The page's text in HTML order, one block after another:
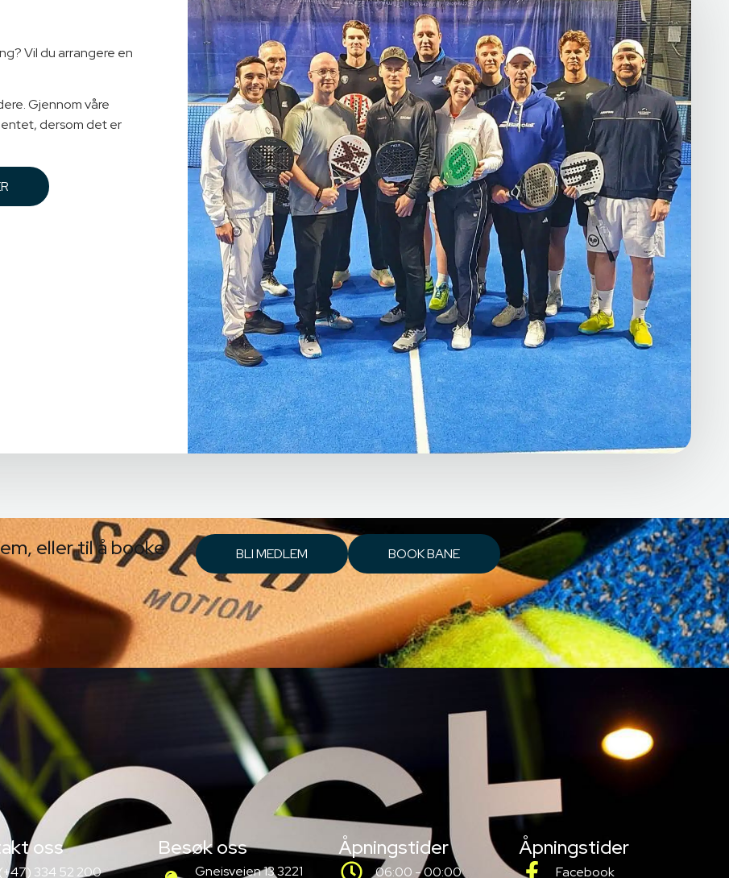
Vil du arrangere en
Gjennom våre
dersom det er
eller til å booke
BLI MEDLEM BOOK BANE
oss
(+47) 334 52 200
Besøk oss
Gneisveien 13 3221
Åpningstider
06:00 - 00:00
Åpningstider
Facebook
nettsiden bruker cookies
informasjonskapsler for å forbedre brukeropplevelsen på nettstedet
for personlig tilpasning av annonser. Ved å fortsette å bruke dette
samtykker du til vår bruk av informasjonskapsler.
Godkjenn alle